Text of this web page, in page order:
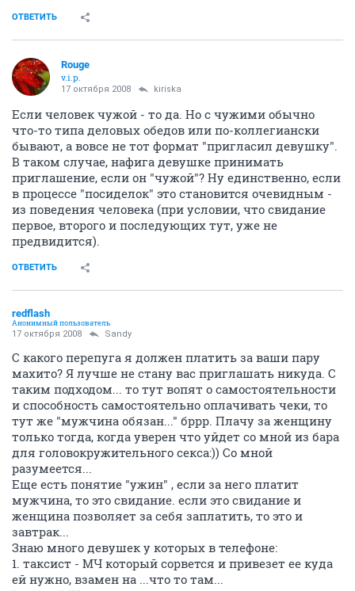
ОТВЕТИТЬ
Rouge
v.i.p.
17 октября 2008 kiriska
Если человек чужой - то да. Но с чужими обычно
что-то типа деловых обедов или по-коллегиански
бывают, а вовсе не тот формат "пригласил девушку".
В таком случае, нафига девушке принимать
приглашение, если он "чужой"? Ну единственно, если
в процессе "посиделок" это становится очевидным -
из поведения человека (при условии, что свидание
первое, второго и последующих тут, уже не
предвидится).
ОТВЕТИТЬ
redflash
Анонимный пользователь
17 октября 2008 Sandy
С какого перепуга я должен платить за ваши пару
махито? Я лучше не стану вас приглашать никуда. С
таким подходом... то тут вопят о самостоятельности
и способность самостоятельно оплачивать чеки, то
тут же "мужчина обязан..." бррр. Плачу за женщину
только тогда, когда уверен что уйдет со мной из бара
для головокружительного секса:)) Со мной
разумеется...
Еще есть понятие "ужин" , если за него платит
мужчина, то это свидание. если это свидание и
женщина позволяет за себя заплатить, то это и
завтрак...
Знаю много девушек у которых в телефоне:
1. таксист - МЧ который сорвется и привезет ее куда
ей нужно, взамен на ...что то там...